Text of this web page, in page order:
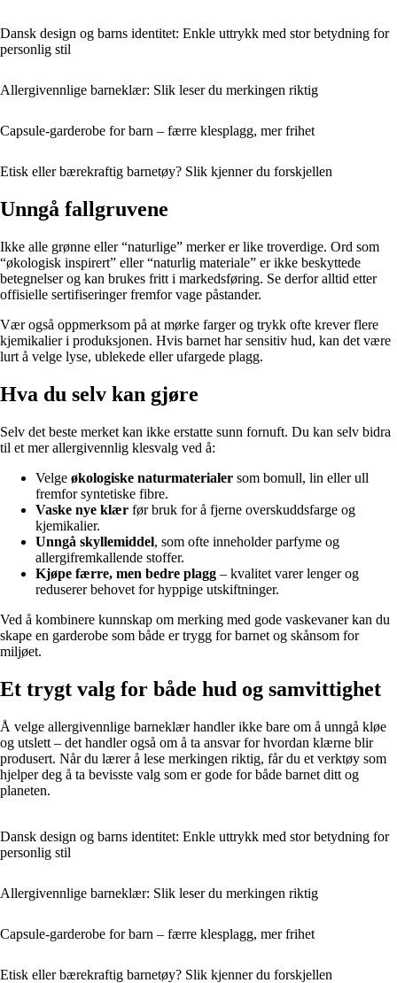
Dansk design og barns identitet: Enkle uttrykk med stor betydning for
personlig stil
Allergivennlige barneklær: Slik leser du merkingen riktig
Capsule-garderobe for barn – færre klesplagg, mer frihet
Etisk eller bærekraftig barnetøy? Slik kjenner du forskjellen
Unngå fallgruvene
Ikke alle grønne eller “naturlige” merker er like troverdige. Ord som
“økologisk inspirert” eller “naturlig materiale” er ikke beskyttede
betegnelser og kan brukes fritt i markedsføring. Se derfor alltid etter
offisielle sertifiseringer fremfor vage påstander.
Vær også oppmerksom på at mørke farger og trykk ofte krever flere
kjemikalier i produksjonen. Hvis barnet har sensitiv hud, kan det være
lurt å velge lyse, ublekede eller ufargede plagg.
Hva du selv kan gjøre
Selv det beste merket kan ikke erstatte sunn fornuft. Du kan selv bidra
til et mer allergivennlig klesvalg ved å:
Velge økologiske naturmaterialer som bomull, lin eller ull
fremfor syntetiske fibre.
Vaske nye klær før bruk for å fjerne overskuddsfarge og
kjemikalier.
Unngå skyllemiddel, som ofte inneholder parfyme og
allergifremkallende stoffer.
Kjøpe færre, men bedre plagg – kvalitet varer lenger og
reduserer behovet for hyppige utskiftninger.
Ved å kombinere kunnskap om merking med gode vaskevaner kan du
skape en garderobe som både er trygg for barnet og skånsom for
miljøet.
Et trygt valg for både hud og samvittighet
Å velge allergivennlige barneklær handler ikke bare om å unngå kløe
og utslett – det handler også om å ta ansvar for hvordan klærne blir
produsert. Når du lærer å lese merkingen riktig, får du et verktøy som
hjelper deg å ta bevisste valg som er gode for både barnet ditt og
planeten.
Dansk design og barns identitet: Enkle uttrykk med stor betydning for
personlig stil
Allergivennlige barneklær: Slik leser du merkingen riktig
Capsule-garderobe for barn – færre klesplagg, mer frihet
Etisk eller bærekraftig barnetøy? Slik kjenner du forskjellen